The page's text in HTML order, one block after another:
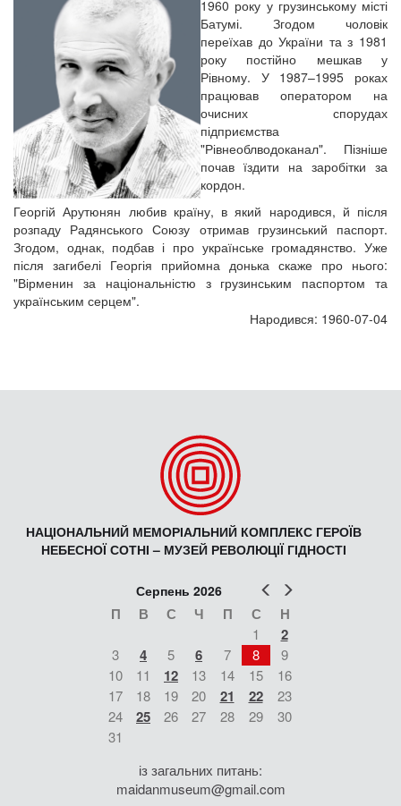
1960 року у грузинському місті
Батумі. Згодом чоловік
переїхав до України та з 1981
року постійно мешкав у
Рівному. У 1987–1995 роках
працював оператором на
очисних спорудах
підприємства
"Рівнеоблводоканал". Пізніше
почав їздити на заробітки за
кордон.
Георгій Арутюнян любив країну, в який народився, й після
розпаду Радянського Союзу отримав грузинський паспорт.
Згодом, однак, подбав і про українське громадянство. Уже
після загибелі Георгія прийомна донька скаже про нього:
"Вірменин за національністю з грузинським паспортом та
українським серцем".
Народився: 1960-07-04
НАЦІОНАЛЬНИЙ МЕМОРІАЛЬНИЙ КОМПЛЕКС ГЕРОЇВ
НЕБЕСНОЇ СОТНІ – МУЗЕЙ РЕВОЛЮЦІЇ ГІДНОСТІ
Попер
Серпень 2026
П В С Ч П С Н
1 2
3 4 5 6 7 8
9
10
11 12 13 14 15
16
17
18 19 20 21 22
23
24
25 26 27 28 29
30
31
із загальних питань:
maidanmuseum@gmail.com